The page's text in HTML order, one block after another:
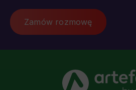
Zamów rozmowę